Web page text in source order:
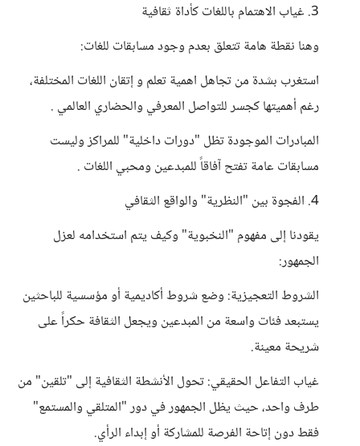
3. غياب الاهتمام باللغات كأداة ثقافية
وهنا نقطة هامة تتعلق بعدم وجود مسابقات للغات:
استغرب بشدة من تجاهل اهمية تعلم و إتقان اللغات المختلفة،
رغم أهميتها كجسر للتواصل المعرفي والحضاري العالمي .
المبادرات الموجودة تظل "دورات داخلية" للمراكز وليست
مسابقات عامة تفتح آفاقاً للمبدعين ومحبي اللغات .
4. الفجوة بين "النظرية" والواقع الثقافي
يقودنا إلى مفهوم "النخبوية" وكيف يتم استخدامه لعزل
الجمهور:
الشروط التعجيزية: وضع شروط أكاديمية أو مؤسسية للباحثين
يستبعد فئات واسعة من المبدعين ويجعل الثقافة حكراً على
شريحة معينة.
غياب التفاعل الحقيقي: تحول الأنشطة الثقافية إلى "تلقين" من
طرف واحد، حيث يظل الجمهور في دور "المتلقي والمستمع"
فقط دون إتاحة الفرصة للمشاركة أو إبداء الرأي.